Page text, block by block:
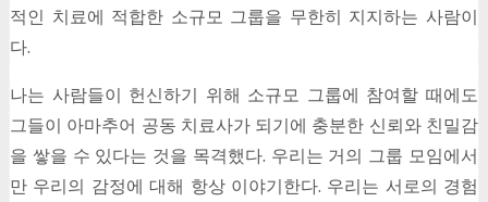
적인 치료에 적합한 소규모 그룹을 무한히 지지하는 사람이
다.
나는 사람들이 헌신하기 위해 소규모 그룹에 참여할 때에도
그들이 아마추어 공동 치료사가 되기에 충분한 신뢰와 친밀감
을 쌓을 수 있다는 것을 목격했다. 우리는 거의 그룹 모임에서
만 우리의 감정에 대해 항상 이야기한다. 우리는 서로의 경험